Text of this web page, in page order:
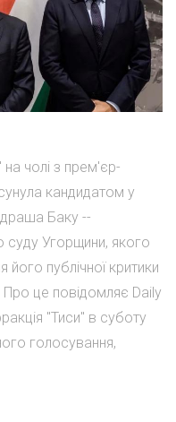
на чолі з прем'єр-
кандидатом у
Баку --
Угорщини, якого
його публічної критики
це повідомляє Daily
"Тиси" в суботу
голосування,